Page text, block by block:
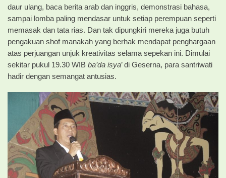
daur ulang, baca berita arab dan inggris, demonstrasi bahasa,
sampai lomba paling mendasar untuk setiap perempuan seperti
memasak dan tata rias. Dan tak dipungkiri mereka juga butuh
pengakuan shof manakah yang berhak mendapat penghargaan
atas perjuangan unjuk kreativitas selama sepekan ini. Dimulai
sekitar pukul 19.30 WIB ba’da isya’ di Geserna, para santriwati
hadir dengan semangat antusias.